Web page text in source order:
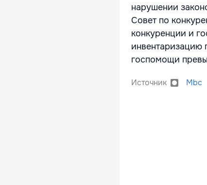
нарушении
Совет по
конкуренции и
инвентаризацию
госпомощи
Источник Mbc